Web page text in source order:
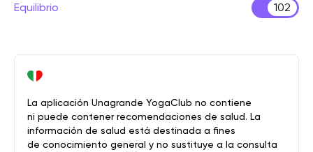
Equilibrio 102
La aplicación Unagrande YogaClub no contiene
ni puede contener recomendaciones de salud. La
información de salud está destinada a fines
de conocimiento general y no sustituye a la consulta